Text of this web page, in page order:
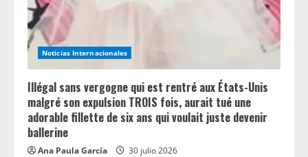
Noticias Internacionales
Illégal sans vergogne qui est rentré aux États-Unis
malgré son expulsion TROIS fois, aurait tué une
adorable fillette de six ans qui voulait juste devenir
ballerine
Ana Paula García 30 julio 2026